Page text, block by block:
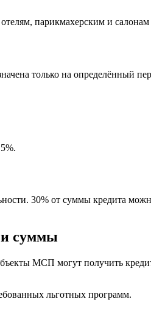
парикмахерским и
только на определённый
30% от суммы кредита
и суммы
МСП могут получить
льготных программ.